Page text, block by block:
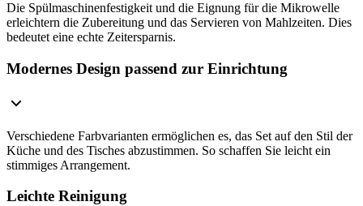
Die Spülmaschinenfestigkeit und die Eignung für die Mikrowelle
erleichtern die Zubereitung und das Servieren von Mahlzeiten. Dies
bedeutet eine echte Zeitersparnis.
Modernes Design passend zur Einrichtung
Verschiedene Farbvarianten ermöglichen es, das Set auf den Stil der
Küche und des Tisches abzustimmen. So schaffen Sie leicht ein
stimmiges Arrangement.
Leichte Reinigung